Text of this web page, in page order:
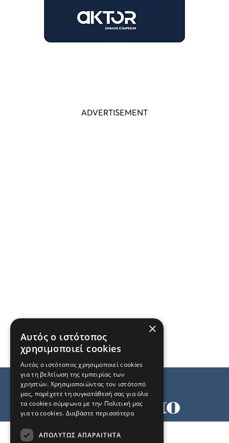
×
Αυτός ο ιστότοπος
χρησιμοποιεί cookies
Αυτός ο ιστότοπος χρησιμοποιεί cookies
για τη βελτίωση της εμπειρίας των
χρηστών. Χρησιμοποιώντας τον ιστότοπό
μας, παρέχετε τη συγκατάθεσή σας για όλα
τα cookies σύμφωνα με την Πολιτική μας
για τα cookies. Διαβάστε περισσότερα
ΑΠΟΛΎΤΩΣ ΑΠΑΡΑΊΤΗΤΑ